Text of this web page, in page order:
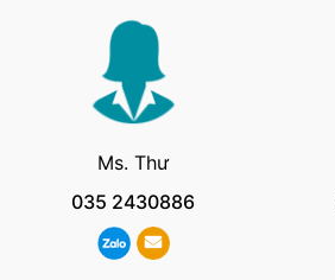
Ms. Thư
035 2430886